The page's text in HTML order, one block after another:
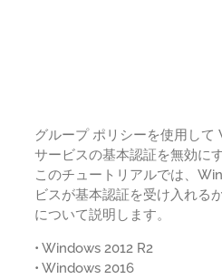
グループ ポリシーを使用し
サービスの基本認証を無効に
このチュートリアルでは、
ビスが基本認証を受け入れる
について説明します。
• Windows 2012 R2
• Windows 2016